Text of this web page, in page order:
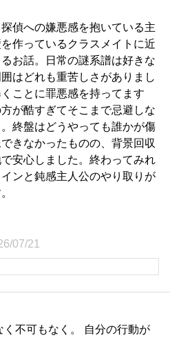
偵への嫌悪感を抱いている主
作っているクラスメイトに近
お話。日常の謎系譜は好きな
はどれも重苦しさがありまし
ことに罪悪感を持ってます
が酷すぎてそこまで忌避しな
終盤はどうやっても誰かが傷
きなかったものの、背景回収
安心しました。終わってみれ
ンと鈍感主人公のやり取りが
07/21
可もなく。 自分の行動が